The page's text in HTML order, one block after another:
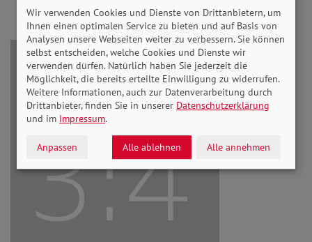
Wir verwenden Cookies und Dienste von Drittanbietern, um
Ihnen einen optimalen Service zu bieten und auf Basis von
Analysen unsere Webseiten weiter zu verbessern. Sie können
selbst entscheiden, welche Cookies und Dienste wir
verwenden dürfen. Natürlich haben Sie jederzeit die
Möglichkeit, die bereits erteilte Einwilligung zu widerrufen.
Weitere Informationen, auch zur Datenverarbeitung durch
Drittanbieter, finden Sie in unserer Datenschutzerklärung
und im Impressum.
Anpassen Alle ablehnen Alle annehmen